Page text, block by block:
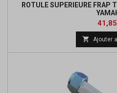
ROTULE SUPERIEURE FRAP
Prix
 Ajouter